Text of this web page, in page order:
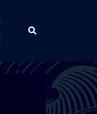
検
索